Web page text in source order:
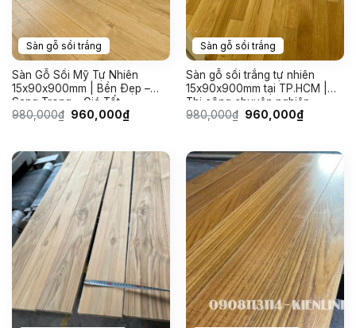
Sàn gỗ sồi trắng
Sàn Gỗ Sồi Mỹ Tự Nhiên
15x90x900mm | Bền Đẹp –
Sang Trọng – Giá Tốt
980,000₫ Giá
960,000₫Giá
hiện
960,000₫.
Sàn gỗ sồi trắng
Sàn gỗ sồi trắng tự nhiên
15x90x900mm tại TP.HCM |
Thi công chuyên nghiệp
980,000₫ Giá
960,000₫Giá
hiện